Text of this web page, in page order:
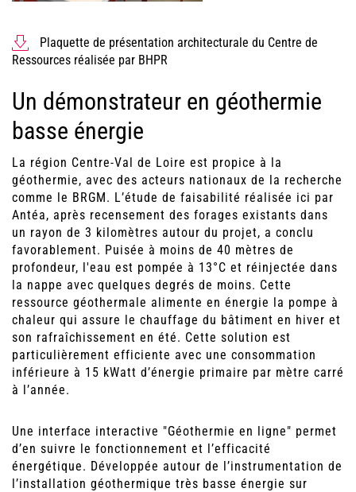
Plaquette de présentation architecturale du Centre de
Ressources réalisée par BHPR
Un démonstrateur en géothermie
basse énergie
La région Centre-Val de Loire est propice à la
géothermie, avec des acteurs nationaux de la recherche
comme le BRGM. L’étude de faisabilité réalisée ici par
Antéa, après recensement des forages existants dans
un rayon de 3 kilomètres autour du projet, a conclu
favorablement. Puisée à moins de 40 mètres de
profondeur, l'eau est pompée à 13°C et réinjectée dans
la nappe avec quelques degrés de moins. Cette
ressource géothermale alimente en énergie la pompe à
chaleur qui assure le chauffage du bâtiment en hiver et
son rafraîchissement en été. Cette solution est
particulièrement efficiente avec une consommation
inférieure à 15 kWatt d’énergie primaire par mètre carré
à l’année.
Une interface interactive "Géothermie en ligne" permet
d’en suivre le fonctionnement et l’efficacité
énergétique. Développée autour de l’instrumentation de
l’installation géothermique très basse énergie sur